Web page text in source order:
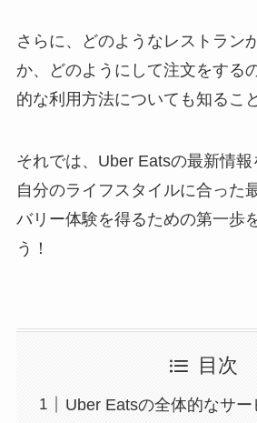
さらに、どのようなレストラン
か、どのようにして注文をする
的な利用方法についても知るこ
それでは、Uber Eatsの最新情報
自分のライフスタイルに合った
バリー体験を得るための第一歩
う！
目次
Uber Eatsの全体的なサ